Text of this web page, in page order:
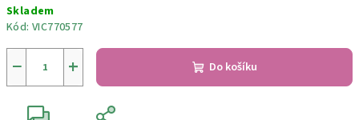
cena:
Skladem
Kód: VIC770577
+
− Do košíku